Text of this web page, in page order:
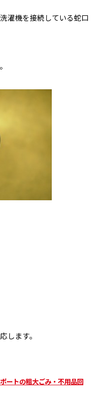
濯機を接続している蛇口
します。
ートの粗大ごみ・不用品回